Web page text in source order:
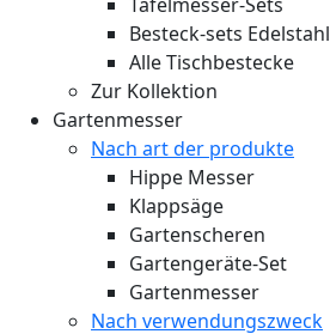
Besteck-sets Edelstahl
Alle Tischbestecke
Zur Kollektion
Gartenmesser
Nach art der produkte
Hippe Messer
Klappsäge
Gartenscheren
Gartengeräte-Set
Gartenmesser
Nach verwendungszweck